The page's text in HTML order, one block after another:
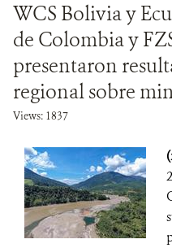
WCS Bolivia y
de Colombia y
presentaron
regional sobre
Views: 1837